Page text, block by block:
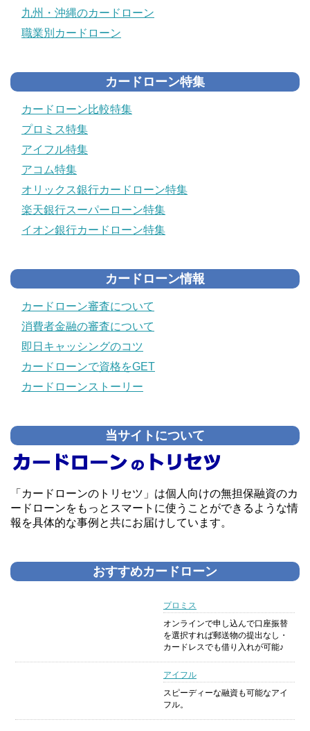
九州・沖縄のカードローン
職業別カードローン
カードローン特集
カードローン比較特集
プロミス特集
アイフル特集
アコム特集
オリックス銀行カードローン特集
楽天銀行スーパーローン特集
イオン銀行カードローン特集
カードローン情報
カードローン審査について
消費者金融の審査について
即日キャッシングのコツ
カードローンで資格をGET
カードローンストーリー
当サイトについて
「カードローンのトリセツ」は個人向けの無担保融資のカ
ードローンをもっとスマートに使うことができるような情
報を具体的な事例と共にお届けしています。
おすすめカードローン
プロミス
オンラインで申し込んで口座振替
を選択すれば郵送物の提出なし・
カードレスでも借り入れが可能♪
アイフル
スピーディーな融資も可能なアイ
フル。